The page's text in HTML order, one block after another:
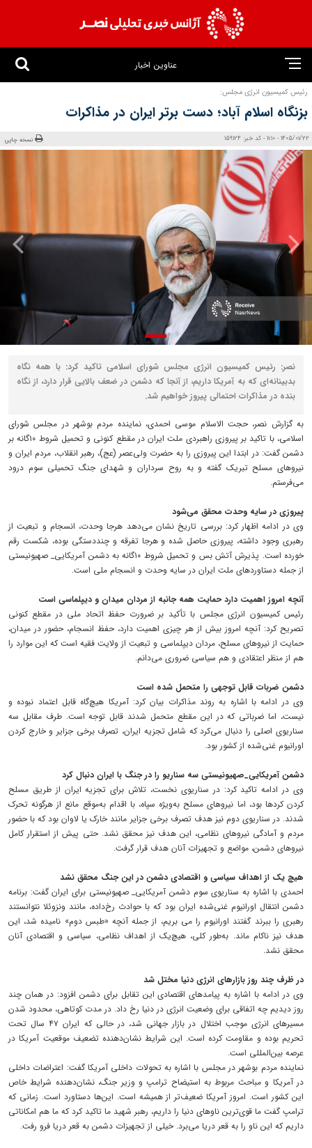
عناوین اخبار
رئیس کمیسیون انرژی مجلس:
بزنگاه اسلام آباد؛ دست برتر ایران در مذاکرات
1405/01/22 - 11:10 - کد خبر: 159124 نسخه چاپی
نصر: رئیس کمیسیون انرژی مجلس شورای اسلامی تاکید کرد: با همه نگاه
بدبینانه‌ای که به آمریکا داریم، از آنجا که دشمن در ضعف بالایی قرار دارد، از نگاه
بنده در مذاکرات احتمالی پیروز خواهیم شد.
به گزارش نصر، حجت الاسلام موسی احمدی، نماینده مردم بوشهر در مجلس شورای
اسلامی، با تاکید بر پیروزی راهبردی ملت ایران در مقطع کنونی و تحمیل شروط ۱۰گانه بر
دشمن گفت: در ابتدا این پیروزی را به حضرت ولی‌عصر (عج)، رهبر انقلاب، مردم ایران و
نیروهای مسلح تبریک گفته و به روح سرداران و شهدای جنگ تحمیلی سوم درود
می‌فرستم.
پیروزی در سایه وحدت محقق می‌شود
وی در ادامه اظهار کرد: بررسی تاریخ نشان می‌دهد هرجا وحدت، انسجام و تبعیت از
رهبری وجود داشته، پیروزی حاصل شده و هرجا تفرقه و چنددستگی بوده، شکست رقم
خورده است. پذیرش آتش بس و تحمیل شروط ۱۰گانه به دشمن آمریکایی_ صهیونیستی
از جمله دستاوردهای ملت ایران در سایه وحدت و انسجام ملی است.
آنچه امروز اهمیت دارد حمایت همه جانبه از مردان میدان و دیپلماسی است
رئیس کمیسیون انرژی مجلس با تأکید بر ضرورت حفظ اتحاد ملی در مقطع کنونی
تصریح کرد: آنچه امروز بیش از هر چیزی اهمیت دارد، حفظ انسجام، حضور در میدان،
حمایت از نیروهای مسلح، مردان دیپلماسی و تبعیت از ولایت فقیه است که این موارد را
هم از منظر اعتقادی و هم سیاسی ضروری می‌دانم.
دشمن ضربات قابل توجهی را متحمل شده است
وی در ادامه با اشاره به روند مذاکرات بیان کرد: آمریکا هیچ‌گاه قابل اعتماد نبوده و
نیست، اما ضرباتی که در این مقطع متحمل شدند قابل توجه است. طرف مقابل سه
سناریوی اصلی را دنبال می‌کرد که شامل تجزیه ایران، تصرف برخی جزایر و خارج کردن
اورانیوم غنی‌شده از کشور بود.
دشمن آمریکایی_صهیونیستی سه سناریو را در جنگ با ایران دنبال کرد
وی در ادامه تاکید کرد: در سناریوی نخست، تلاش برای تجزیه ایران از طریق مسلح
کردن کردها بود، اما نیروهای مسلح به‌ویژه سپاه، با اقدام به‌موقع مانع از هرگونه تحرک
شدند. در سناریوی دوم نیز هدف تصرف برخی جزایر مانند خارک یا لاوان بود که با حضور
مردم و آمادگی نیروهای نظامی، این هدف نیز محقق نشد. حتی پیش از استقرار کامل
نیروهای دشمن، مواضع و تجهیزات آنان هدف قرار گرفت.
هیچ یک از اهداف سیاسی و اقتصادی دشمن در این جنگ محقق نشد
احمدی با اشاره به سناریوی سوم دشمن آمریکایی_ صهیونیستی برای ایران گفت: برنامه
دشمن انتقال اورانیوم غنی‌شده ایران بود که با حوادث رخ‌داده، مانند ونزوئلا نتوانستند
رهبری را ببرند گفتند اورانیوم را می بریم، از جمله آنچه «طبس دوم» نامیده شد، این
هدف نیز ناکام ماند. به‌طور کلی، هیچ‌یک از اهداف نظامی، سیاسی و اقتصادی آنان
محقق نشد.
در ظرف چند روز بازارهای انرژی دنیا مختل شد
وی در ادامه با اشاره به پیامدهای اقتصادی این تقابل برای دشمن افزود: در همان چند
روز دیدیم چه اتفاقی برای وضعیت انرژی در دنیا رخ داد. در مدت کوتاهی، محدود شدن
مسیرهای انرژی موجب اختلال در بازار جهانی شد، در حالی که ایران ۴۷ سال تحت
تحریم بوده و مقاومت کرده است. این شرایط نشان‌دهنده تضعیف موقعیت آمریکا در
عرصه بین‌المللی است.
نماینده مردم بوشهر در مجلس با اشاره به تحولات داخلی آمریکا گفت: اعتراضات داخلی
در آمریکا و مباحث مربوط به استیضاح ترامپ و وزیر جنگ، نشان‌دهنده شرایط خاص
این کشور است. امروز آمریکا ضعیف‌تر از همیشه است. این‌ها دستاورد است. زمانی که
ترامپ گفت ما قوی‌ترین ناوهای دنیا را داریم، رهبر شهید ما تاکید کرد که ما هم امکاناتی
داریم که این ناو را به قعر دریا می‌برد. خیلی از تجهیزات دشمن به قعر دریا فرو رفت.